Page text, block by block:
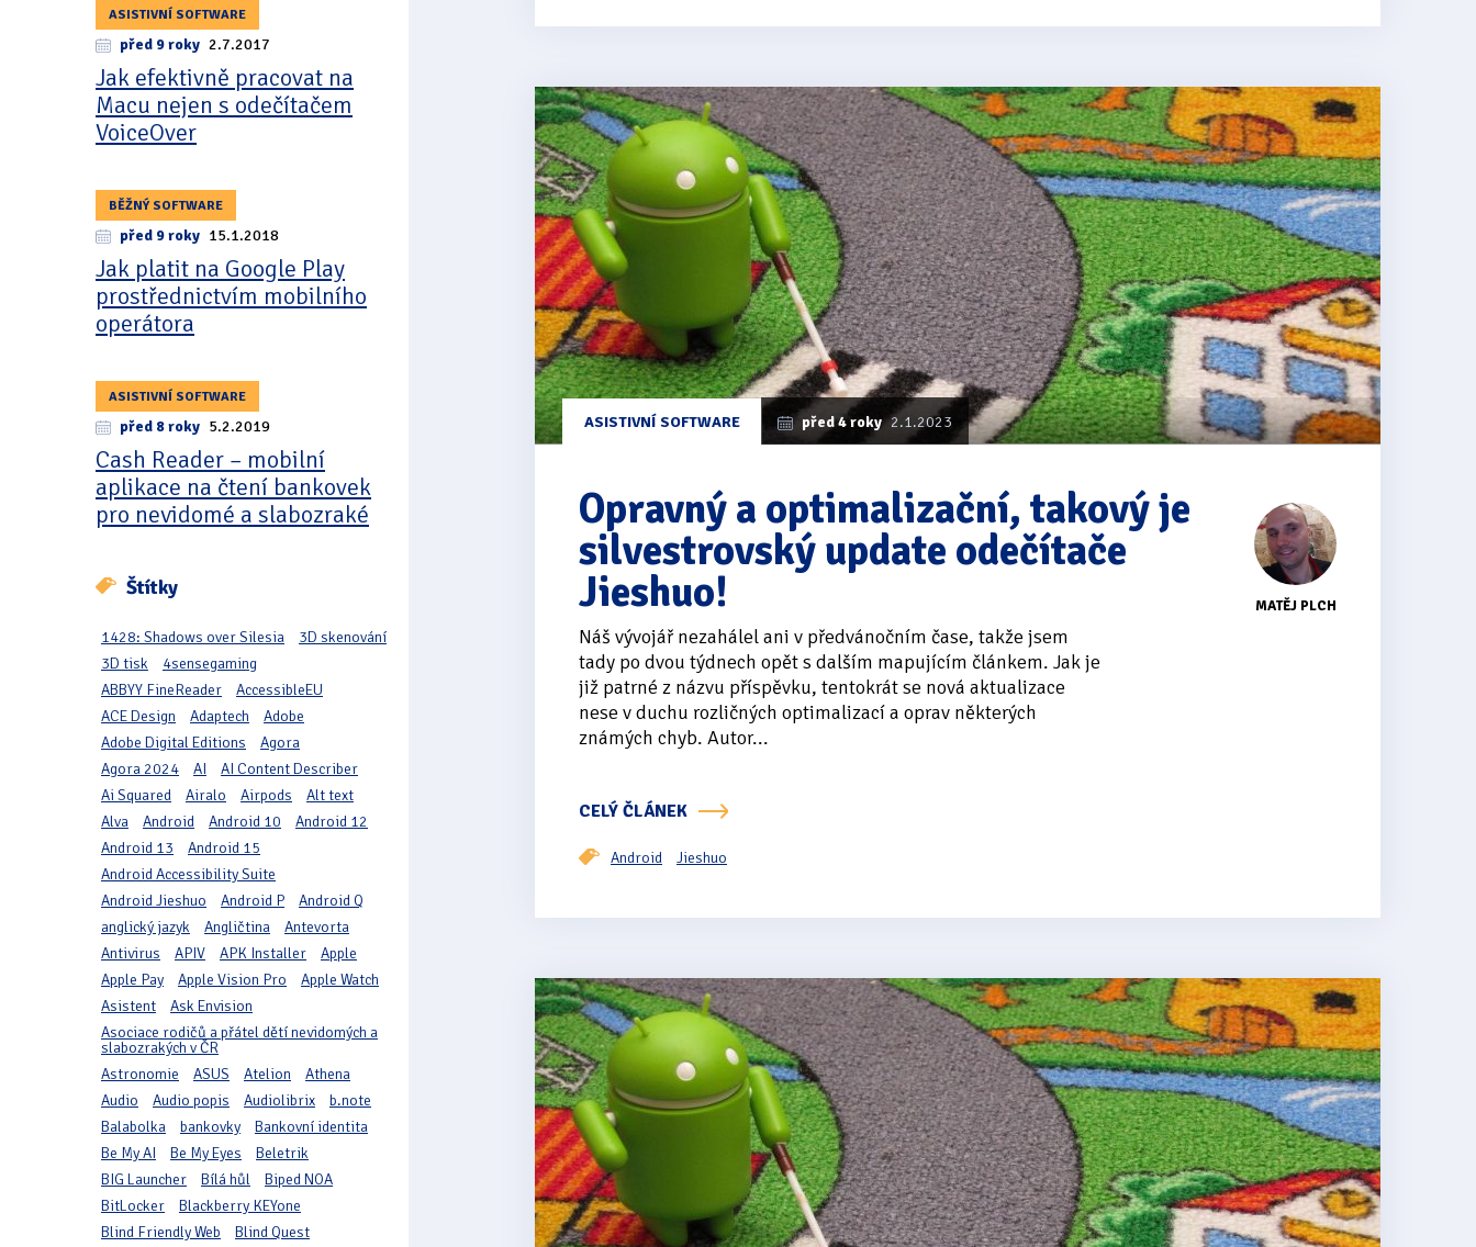
ASISTIVNÍ SOFTWARE
před 9 roky 2.7.2017
Jak efektivně pracovat na
Macu nejen s odečítačem
VoiceOver
BĚŽNÝ SOFTWARE
před 9 roky 15.1.2018
Jak platit na Google Play
prostřednictvím mobilního
operátora
ASISTIVNÍ SOFTWARE
před 8 roky 5.2.2019
Cash Reader – mobilní
aplikace na čtení bankovek
pro nevidomé a slabozraké
Štítky
1428: Shadows over Silesia
3D skenování
3D tisk
4sensegaming
ABBYY FineReader
AccessibleEU
ACE Design
Adaptech
Adobe
Adobe Digital Editions
Agora
Agora 2024
AI
AI Content Describer
Ai Squared
Airalo Airpods
Alt text
Alva
Android Android 10
Android 12
Android 13
Android 15
Android Accessibility Suite
Android Jieshuo
Android P
Android Q
anglický jazyk
Angličtina
Antevorta
Antivirus
APIV APK Installer
Apple
Apple Pay
Apple Vision Pro
Apple Watch
Asistent
Ask Envision
Asociace rodičů a přátel dětí nevidomých a
slabozrakých v ČR
Astronomie
ASUS Atelion
Athena
Audio
Audio popis Audiolibrix
b.note
Balabolka
bankovky
Bankovní identita
Be My AI
Be My Eyes
Beletrik
BIG Launcher
Bílá hůl
Biped NOA
BitLocker
Blackberry KEYone
Blind Friendly Web
Blind Quest
ASISTIVNÍ SOFTWARE před 4 roky 2.1.2023
MATĚJ PLCH
Opravný a optimalizační, takový je
silvestrovský update odečítače
Jieshuo!
Náš vývojář nezahálel ani v předvánočním čase, takže jsem
tady po dvou týdnech opět s dalším mapujícím článkem. Jak je
již patrné z názvu příspěvku, tentokrát se nová aktualizace
nese v duchu rozličných optimalizací a oprav některých
známých chyb. Autor...
CELÝ ČLÁNEK
Android Jieshuo